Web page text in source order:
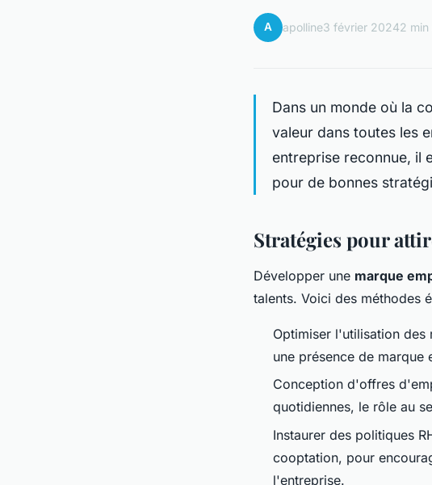
A apolline3 février 20242
Dans un monde où la
valeur dans toutes les
entreprise reconnue, il
pour de bonnes
Stratégies pour
Développer une marque
talents. Voici des méthodes
Optimiser l'utilisation
une présence de marque
Conception d'offres
quotidiennes, le rôle au
Instaurer des politiques
cooptation, pour
l'entreprise.